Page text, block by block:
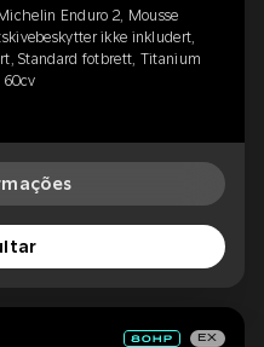
Enduro 2, Mousse
ikke inkludert,
Standard fotbrett, Titanium
60cv
EX